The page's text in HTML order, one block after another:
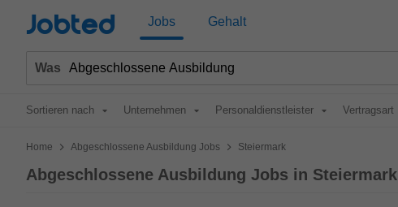
Jobted Jobs Gehalt
Was
Sortieren nach Unternehmen Personaldienstleister Vertragsart
Home > Abgeschlossene Ausbildung Jobs > Steiermark
Abgeschlossene Ausbildung Jobs in Steiermark